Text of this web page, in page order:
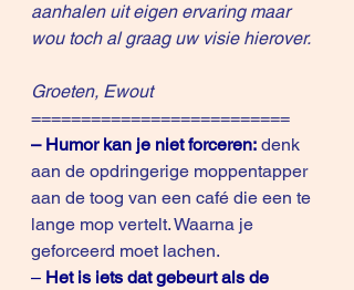
aanhalen uit eigen ervaring maar
wou toch al graag uw visie hierover.
Groeten, Ewout
==========================
– Humor kan je niet forceren: denk
aan de opdringerige moppentapper
aan de toog van een café die een te
lange mop vertelt. Waarna je
geforceerd moet lachen.
– Het is iets dat gebeurt als de